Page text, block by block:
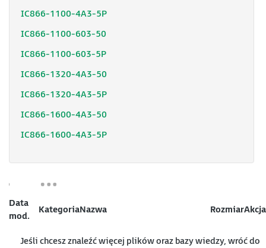
IC866-1100-4A3-5P
IC866-1100-603-50
IC866-1100-603-5P
IC866-1320-4A3-50
IC866-1320-4A3-5P
IC866-1600-4A3-50
IC866-1600-4A3-5P
Data
mod.
KategoriaNazwa RozmiarAkcja
Jeśli chcesz znaleźć więcej plików oraz bazy wiedzy, wróć do